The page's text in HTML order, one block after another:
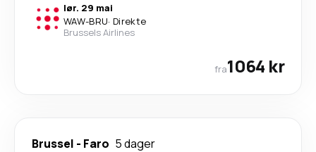
lør. 29 mai
WAW-BRU· Direkte
Brussels Airlines
fra1064 kr
Brussel - Faro 5 dager